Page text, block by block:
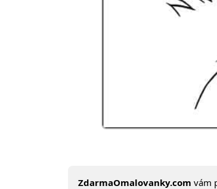
ZdarmaOmalovanky.com vám